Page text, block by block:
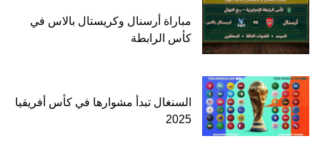
مباراة أرسنال وكريستال بالاس في
كأس الرابطة
السنغال تبدأ مشوارها في كأس أفريقيا
2025